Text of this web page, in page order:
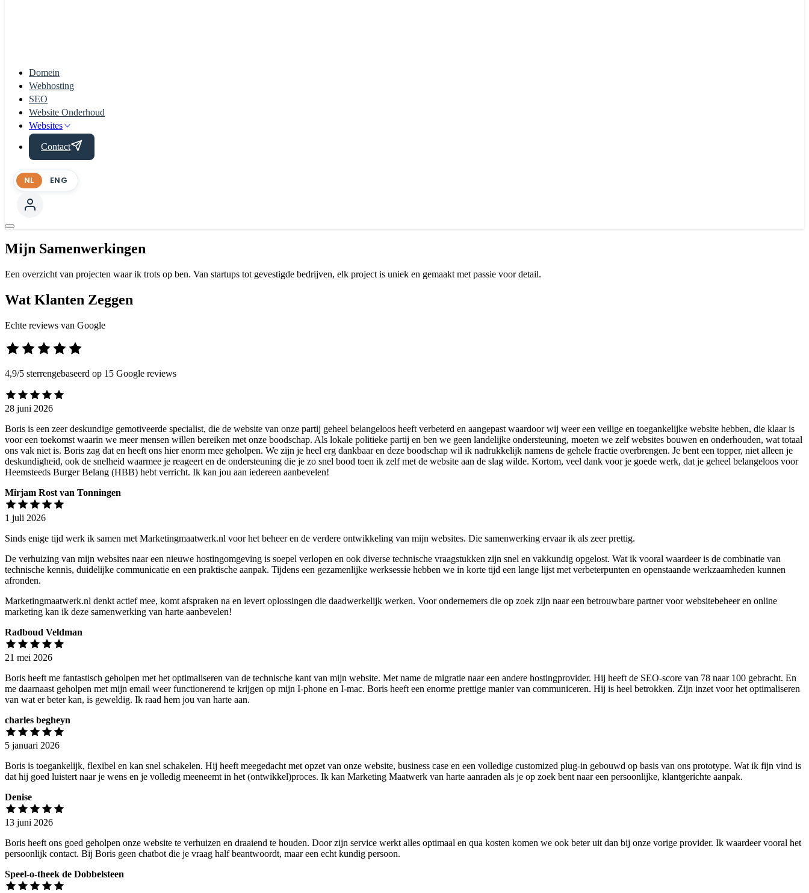
Domein
Webhosting
SEO
Website Onderhoud
Websites
Contact
NL ENG
Mijn Samenwerkingen
Een overzicht van projecten waar ik trots op ben. Van startups tot gevestigde bedrijven, elk project is uniek en gemaakt met passie voor detail.
Wat Klanten Zeggen
Echte reviews van Google
4,9/5 sterrengebaseerd op 15 Google reviews
28 juni 2026
Boris is een zeer deskundige gemotiveerde specialist, die de website van onze partij geheel belangeloos heeft verbeterd en aangepast waardoor wij weer een veilige en toegankelijke website hebben, die klaar is
voor een toekomst waarin we meer mensen willen bereiken met onze boodschap. Als lokale politieke partij en ben we geen landelijke ondersteuning, moeten we zelf websites bouwen en onderhouden, wat totaal
ons vak niet is. Boris zag dat en heeft ons hier enorm mee geholpen. We zijn je heel erg dankbaar en deze boodschap wil ik nadrukkelijk namens de gehele fractie overbrengen. Je bent een topper, niet alleen je
deskundigheid, ook de snelheid waarmee je reageert en de ondersteuning die je zo snel bood toen ik zelf met de website aan de slag wilde. Kortom, veel dank voor je goede werk, dat je geheel belangeloos voor
Heemsteeds Burger Belang (HBB) hebt verricht. Ik kan jou aan iedereen aanbevelen!
Mirjam Rost van Tonningen
1 juli 2026
Sinds enige tijd werk ik samen met Marketingmaatwerk.nl voor het beheer en de verdere ontwikkeling van mijn websites. Die samenwerking ervaar ik als zeer prettig.
De verhuizing van mijn websites naar een nieuwe hostingomgeving is soepel verlopen en ook diverse technische vraagstukken zijn snel en vakkundig opgelost. Wat ik vooral waardeer is de combinatie van
technische kennis, duidelijke communicatie en een praktische aanpak. Tijdens een gezamenlijke werksessie hebben we in korte tijd een lange lijst met verbeterpunten en openstaande werkzaamheden kunnen
afronden.
Marketingmaatwerk.nl denkt actief mee, komt afspraken na en levert oplossingen die daadwerkelijk werken. Voor ondernemers die op zoek zijn naar een betrouwbare partner voor websitebeheer en online
marketing kan ik deze samenwerking van harte aanbevelen!
Radboud Veldman
21 mei 2026
Boris heeft me fantastisch geholpen met het optimaliseren van de technische kant van mijn website. Met name de migratie naar een andere hostingprovider. Hij heeft de SEO-score van 78 naar 100 gebracht. En
me daarnaast geholpen met mijn email weer functionerend te krijgen op mijn I-phone en I-mac. Boris heeft een enorme prettige manier van communiceren. Hij is heel betrokken. Zijn inzet voor het optimaliseren
van wat er beter kan, is geweldig. Ik raad hem jou van harte aan.
charles begheyn
5 januari 2026
Boris is toegankelijk, flexibel en kan snel schakelen. Hij heeft meegedacht met opzet van onze website, business case en een volledige customized plug-in gebouwd op basis van ons prototype. Wat ik fijn vind is
dat hij goed luistert naar je wens en je volledig meeneemt in het (ontwikkel)proces. Ik kan Marketing Maatwerk van harte aanraden als je op zoek bent naar een persoonlijke, klantgerichte aanpak.
Denise
13 juni 2026
Boris heeft ons goed geholpen onze website te verhuizen en draaiend te houden. Door zijn service werkt alles optimaal en qua kosten komen we ook beter uit dan bij onze vorige provider. Ik waardeer vooral het
persoonlijk contact. Bij Boris geen chatbot die je vraag half beantwoordt, maar een echt kundig persoon.
Speel-o-theek de Dobbelsteen